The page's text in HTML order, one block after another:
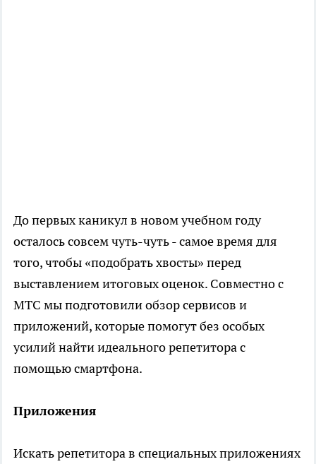
До первых каникул в новом учебном году
осталось совсем чуть-чуть - самое время для
того, чтобы «подобрать хвосты» перед
выставлением итоговых оценок. Совместно с
МТС мы подготовили обзор сервисов и
приложений, которые помогут без особых
усилий найти идеального репетитора с
помощью смартфона.
Приложения
Искать репетитора в специальных приложениях